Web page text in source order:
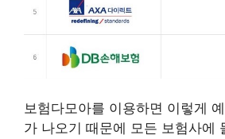
보험다모아를 이용하면 이렇게
가 나오기 때문에 모든 보험사에